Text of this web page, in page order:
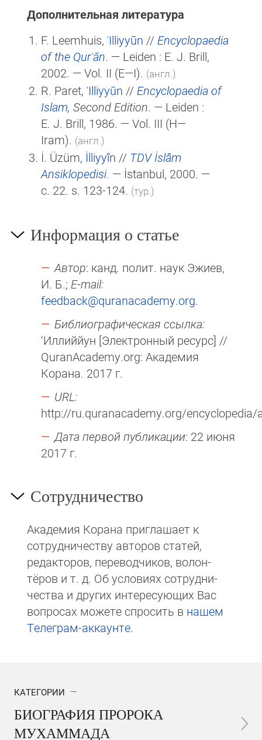
Дополнительная литература
F. Leemhuis, ʿIlliyyūn // Encyclopaedia
of the Qurʾān. — Leiden : E. J. Brill,
2002. — Vol. II (E—I). (англ.)
R. Paret, ʿIlliyyūn // Encyclopaedia of
Islam, Second Edition. — Leiden :
E. J. Brill, 1986. — Vol. III (H—
Iram). (англ.)
İ. Üzüm, İlliyyîn // TDV İslâm
Ansiklopedisi. — İstanbul, 2000. —
c. 22. s. 123-124. (тур.)
Информация о статье
Автор: канд. полит. наук Эжиев,
И. Б.; E-mail:
feedback@quranacademy.org.
Библиографическая ссылка:
‘Иллиййун [Электронный ресурс] //
QuranAcademy.org: Академия
Корана. 2017 г.
URL:
http://ru.quranacademy.org/encyclopedia/
Дата первой публикации: 22 июня
2017 г.
Сотрудничество
Академия Корана при­гла­ша­ет к
сотруд­ни­чест­ву авторов статей,
редакто­ров, пере­вод­чи­ков, волон­
тёров и т. д. Об ус­ло­виях сотрудни­
чест­ва и других интере­сую­щих Вас
вопросах мо­же­те спросить в на­шем
Те­ле­грам-ак­каунте.
КАТЕГОРИИ
БИОГРАФИЯ ПРОРОКА
МУХАММАДА